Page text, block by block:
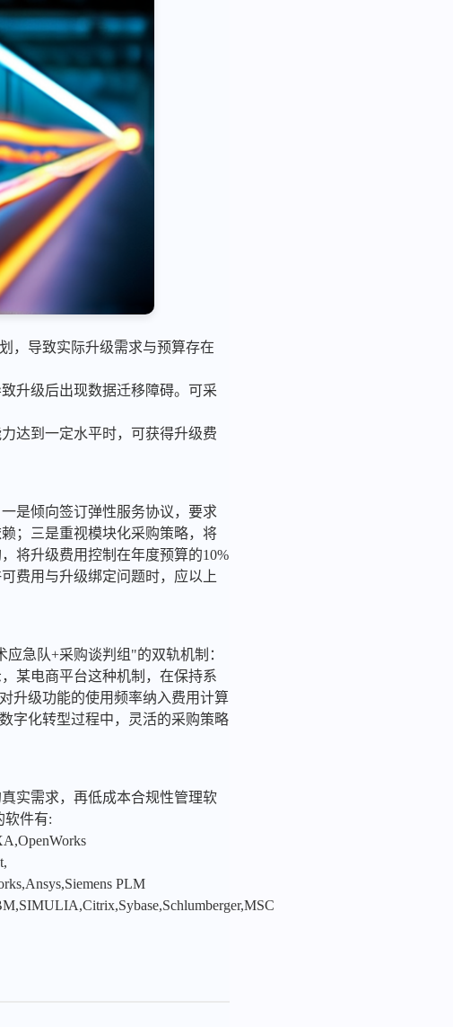
，导致实际升级需求与预算存在
升级后出现数据迁移障碍。可采
达到一定水平时，可获得升级费
是倾向签订弹性服务协议，要求
；三是重视模块化采购策略，将
将升级费用控制在年度预算的10%
费用与升级绑定问题时，应以上
急队+采购谈判组"的双轨机制：
某电商平台这种机制，在保持系
升级功能的使用频率纳入费用计算
字化转型过程中，灵活的采购策略
实需求，再低成本合规性管理软
软件有:
PLM